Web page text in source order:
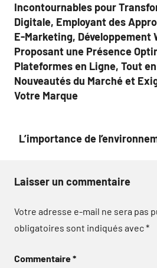
l’article
Incontournables pour
Digitale, Employant des
E-Marketing, Développement
Proposant une Présence
Plateformes en Ligne, Tout
Nouveautés du Marché et
Votre Marque
L’importance de
Laisser un commentaire
Votre adresse e-mail ne sera pas
obligatoires sont indiqués avec*
Commentaire*